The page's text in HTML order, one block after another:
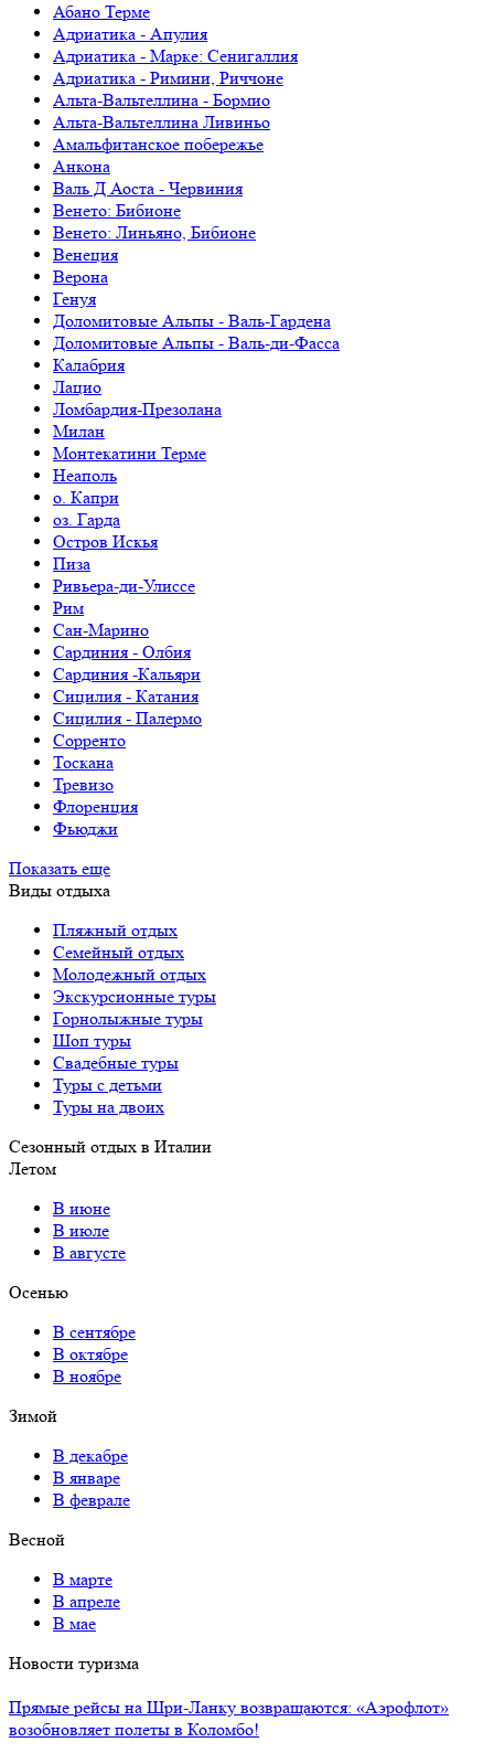
Абано Терме
Адриатика - Апулия
Адриатика - Марке: Сенигаллия
Адриатика - Римини, Риччоне
Альта-Вальтеллина - Бормио
Альта-Вальтеллина Ливиньо
Амальфитанское побережье
Анкона
Валь Д Аоста - Червиния
Венето: Бибионе
Венето: Линьяно, Бибионе
Венеция
Верона
Генуя
Доломитовые Альпы - Валь-Гардена
Доломитовые Альпы - Валь-ди-Фасса
Калабрия
Лацио
Ломбардия-Презолана
Милан
Монтекатини Терме
Неаполь
о. Капри
оз. Гарда
Остров Искья
Пиза
Ривьера-ди-Улиссе
Рим
Сан-Марино
Сардиния - Олбия
Сардиния -Кальяри
Сицилия - Катания
Сицилия - Палермо
Сорренто
Тоскана
Тревизо
Флоренция
Фьюджи
Показать еще
Виды отдыха
Пляжный отдых
Семейный отдых
Молодежный отдых
Экскурсионные туры
Горнолыжные туры
Шоп туры
Свадебные туры
Туры с детьми
Туры на двоих
Сезонный отдых в Италии
Летом
В июне
В июле
В августе
Осенью
В сентябре
В октябре
В ноябре
Зимой
В декабре
В январе
В феврале
Весной
В марте
В апреле
В мае
Новости туризма
Прямые рейсы на Шри-Ланку возвращаются: «Аэрофлот»
возобновляет полеты в Коломбо!